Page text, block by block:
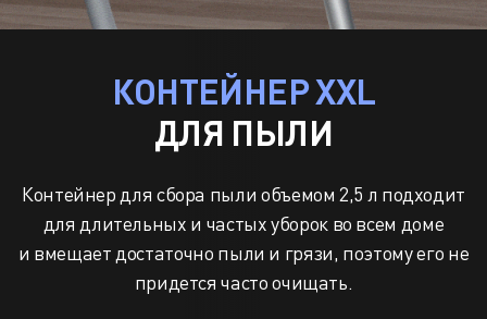
КОНТЕЙНЕР XXL
ДЛЯ ПЫЛИ
Контейнер для сбора пыли объемом 2,5 л подходит
для длительных и частых уборок во всем доме
и вмещает достаточно пыли и грязи, поэтому его не
придется часто очищать.